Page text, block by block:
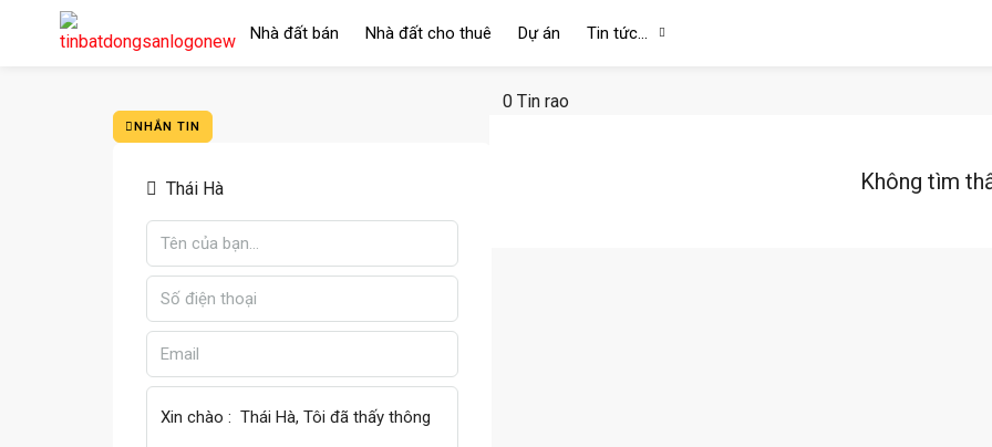
Nhà đất bán Nhà đất cho thuê Dự án Tin tức…
NHẮN TIN
Thái Hà
0 Tin rao
Không tìm